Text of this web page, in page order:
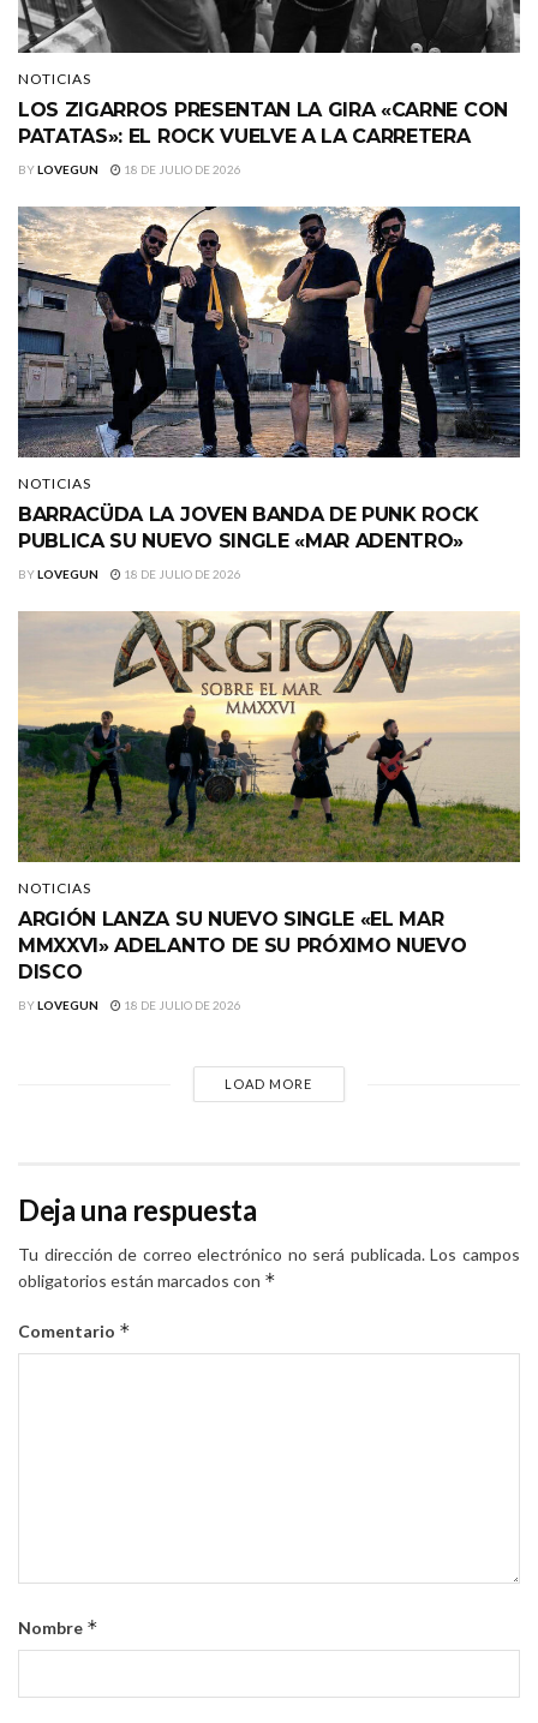
NOTICIAS
LOS ZIGARROS PRESENTAN LA GIRA «CARNE CON
PATATAS»: EL ROCK VUELVE A LA CARRETERA
BYLOVEGUN 18 DE JULIO DE 2026
NOTICIAS
BARRACÜDA LA JOVEN BANDA DE PUNK ROCK
PUBLICA SU NUEVO SINGLE «MAR ADENTRO»
BYLOVEGUN 18 DE JULIO DE 2026
NOTICIAS
ARGIÓN LANZA SU NUEVO SINGLE «EL MAR
MMXXVI» ADELANTO DE SU PRÓXIMO NUEVO
DISCO
BYLOVEGUN 18 DE JULIO DE 2026
LOAD MORE
Deja una respuesta
Tu dirección de correo electrónico no será publicada. Los campos
obligatorios están marcados con *
Comentario *
Nombre *